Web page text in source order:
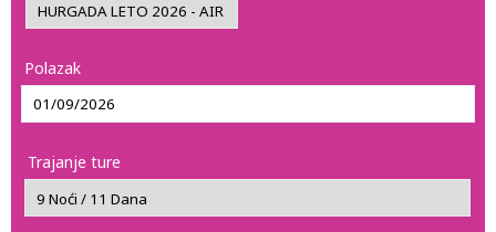
Polazak
Trajanje ture